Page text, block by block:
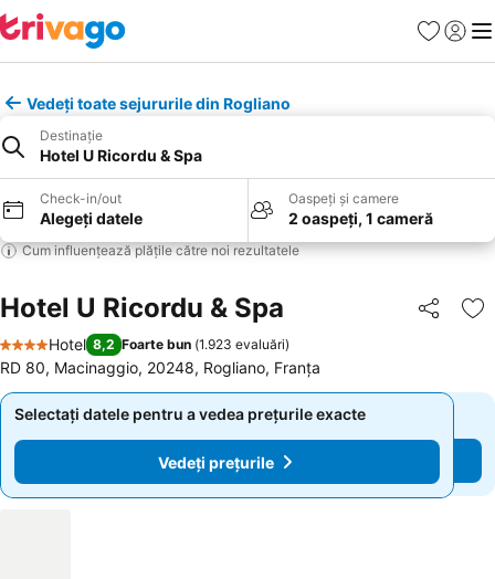
Favorite
Vedeți toate sejururile din Rogliano
Destinație
Hotel U Ricordu & Spa
Check-in/out
Alegeți datele
Oaspeți și camere
2 oaspeți, 1 cameră
Cum influențează plățile către noi rezultatele
Hotel U Ricordu & Spa Distribuiți
4 Stele
Hotel 8,2 Foarte bun (1.923 evaluări)
RD 80, Macinaggio, 20248, Rogliano, Franţa
Selectați datele pentru a vedea prețurile exacte
Vedeți prețurile
Selectați datele pentru a vedea prețurile exacte
Vedeți prețurile